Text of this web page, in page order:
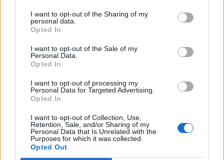
I want to opt-out of the Sharing of my
personal data.
Opted In
I want to opt-out of the Sale of my
Personal Data.
Opted In
I want to opt-out of processing my
Personal Data for Targeted Advertising.
Opted In
I want to opt-out of Collection, Use,
Retention, Sale, and/or Sharing of my
Personal Data that Is Unrelated with the
Purposes for which it was collected.
Opted Out
Θέσεις Εργασίας ανά Ειδικότητα
Κέντρο Βοήθειας
Υπηρεσίες υποψηφίων
Καταχώρηση Online Βιογραφικού
Συμβουλές Καριέρας